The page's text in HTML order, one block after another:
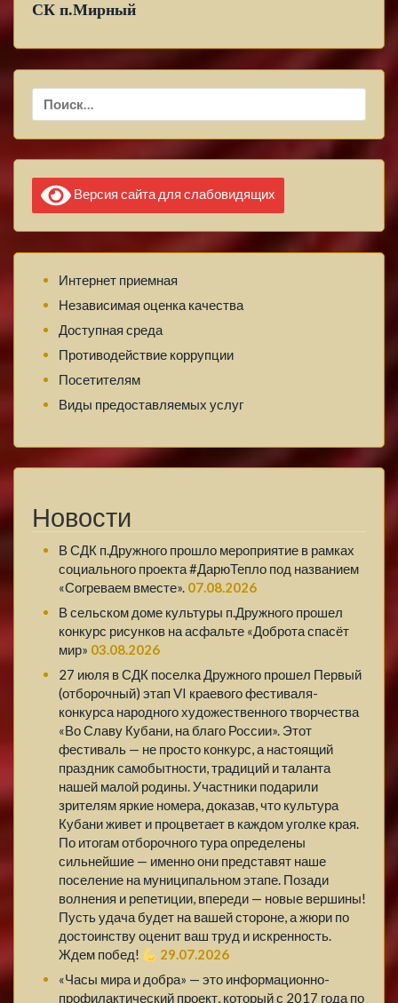
СК п.Мирный
Найти:
Версия сайта для слабовидящих
Интернет приемная
Независимая оценка качества
Доступная среда
Противодействие коррупции
Посетителям
Виды предоставляемых услуг
Новости
В СДК п.Дружного прошло мероприятие в рамках
социального проекта #ДарюТепло под названием
«Согреваем вместе». 07.08.2026
В сельском доме культуры п.Дружного прошел
конкурс рисунков на асфальте «Доброта спасёт
мир» 03.08.2026
27 июля в СДК поселка Дружного прошел Первый
(отборочный) этап VI краевого фестиваля-
конкурса народного художественного творчества
«Во Славу Кубани, на благо России». Этот
фестиваль — не просто конкурс, а настоящий
праздник самобытности, традиций и таланта
нашей малой родины. Участники подарили
зрителям яркие номера, доказав, что культура
Кубани живет и процветает в каждом уголке края.
По итогам отборочного тура определены
сильнейшие — именно они представят наше
поселение на муниципальном этапе. Позади
волнения и репетиции, впереди — новые вершины!
Пусть удача будет на вашей стороне, а жюри по
достоинству оценит ваш труд и искренность.
Ждем побед!
29.07.2026
«Часы мира и добра» — это информационно-
профилактический проект, который с 2017 года по